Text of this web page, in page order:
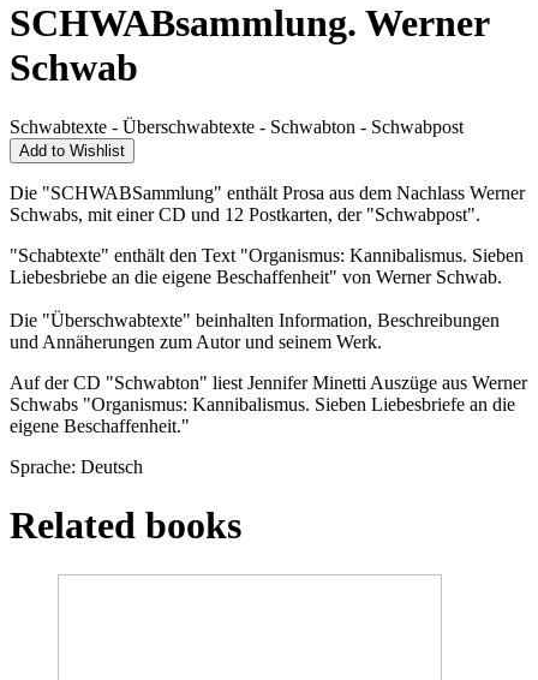
SCHWABsammlung. Werner
Schwab
Schwabtexte - Überschwabtexte - Schwabton - Schwabpost
Add to Wishlist
Die "SCHWABSammlung" enthält Prosa aus dem Nachlass Werner
Schwabs, mit einer CD und 12 Postkarten, der "Schwabpost".
"Schabtexte" enthält den Text "Organismus: Kannibalismus. Sieben
Liebesbriebe an die eigene Beschaffenheit" von Werner Schwab.
Die "Überschwabtexte" beinhalten Information, Beschreibungen
und Annäherungen zum Autor und seinem Werk.
Auf der CD "Schwabton" liest Jennifer Minetti Auszüge aus Werner
Schwabs "Organismus: Kannibalismus. Sieben Liebesbriefe an die
eigene Beschaffenheit."
Sprache: Deutsch
Related books